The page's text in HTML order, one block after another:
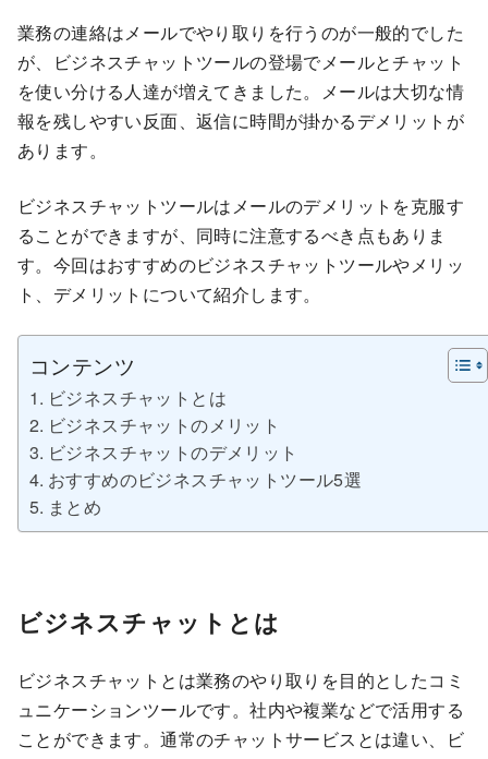
業務の連絡はメールでやり取りを行うのが一般的でした
が、ビジネスチャットツールの登場でメールとチャット
を使い分ける人達が増えてきました。メールは大切な情
報を残しやすい反面、返信に時間が掛かるデメリットが
あります。
ビジネスチャットツールはメールのデメリットを克服す
ることができますが、同時に注意するべき点もありま
す。今回はおすすめのビジネスチャットツールやメリッ
ト、デメリットについて紹介します。
コンテンツ
ビジネスチャットとは
ビジネスチャットのメリット
ビジネスチャットのデメリット
おすすめのビジネスチャットツール5選
まとめ
ビジネスチャットとは
ビジネスチャットとは業務のやり取りを目的としたコミ
ュニケーションツールです。社内や複業などで活用する
ことができます。通常のチャットサービスとは違い、ビ